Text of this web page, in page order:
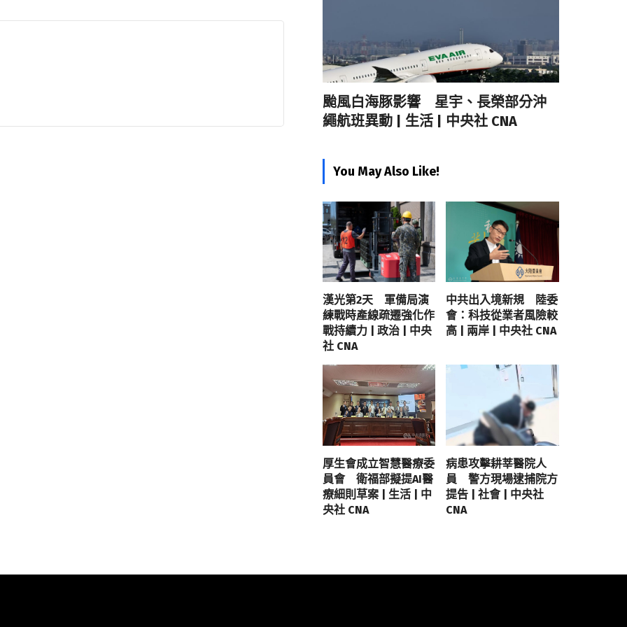
颱風白海豚影響 星宇、長榮部分沖
繩航班異動 | 生活 | 中央社 CNA
You May Also Like!
漢光第2天 軍備局演
練戰時產線疏遷強化作
戰持續力 | 政治 | 中央
社 CNA
中共出入境新規 陸委
會：科技從業者風險較
高 | 兩岸 | 中央社 CNA
厚生會成立智慧醫療委
員會 衛福部擬提AI醫
療細則草案 | 生活 | 中
央社 CNA
病患攻擊耕莘醫院人
員 警方現場逮捕院方
提告 | 社會 | 中央社
CNA